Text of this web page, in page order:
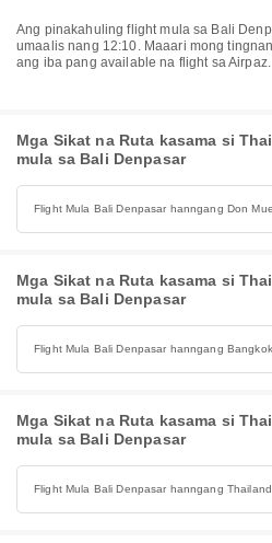
Ang pinakahuling flight mula sa Bali Denpasar gamit ang Thai AirAsia ay
umaalis nang 12:10. Maaari mong
ang iba pang available na flight sa Airpaz.
Mga Sikat na Ruta kasama si
mula sa Bali Denpasar
Flight Mula Bali Denpasar hanngang Don
Mga Sikat na Ruta kasama si
mula sa Bali Denpasar
Flight Mula Bali Denpasar hanngang Bangkok
Mga Sikat na Ruta kasama si
mula sa Bali Denpasar
Flight Mula Bali Denpasar hanngang Thailand